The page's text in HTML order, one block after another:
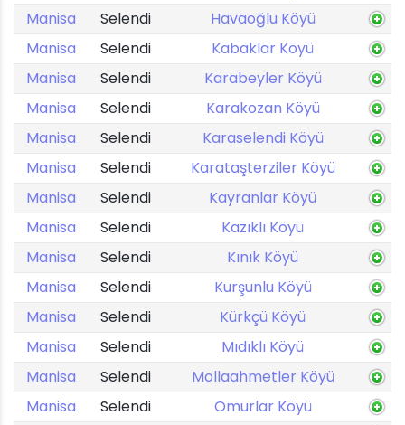
Manisa
Selendi
Havaoğlu Köyü
Manisa
Selendi
Kabaklar Köyü
Manisa
Selendi
Karabeyler Köyü
Manisa
Selendi
Karakozan Köyü
Manisa
Selendi
Karaselendi Köyü
Manisa
Selendi
Karataşterziler Köyü
Manisa
Selendi
Kayranlar Köyü
Manisa
Selendi
Kazıklı Köyü
Manisa
Selendi
Kınık Köyü
Manisa
Selendi
Kurşunlu Köyü
Manisa
Selendi
Kürkçü Köyü
Manisa
Selendi
Mıdıklı Köyü
Manisa
Selendi
Mollaahmetler Köyü
Manisa
Selendi
Omurlar Köyü